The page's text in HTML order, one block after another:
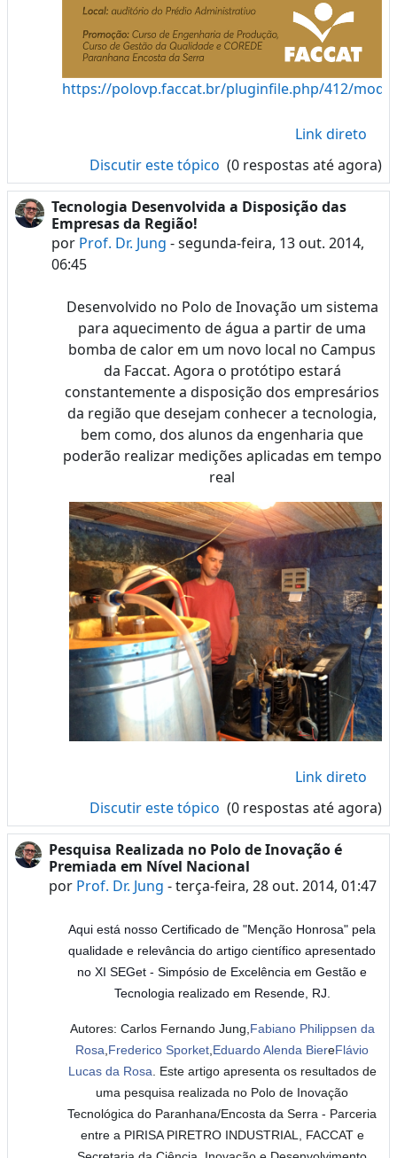
https://polovp.faccat.br/pluginfile.php/412/
Link direto
Discutir este tópico (0 respostas até agora)
Tecnologia Desenvolvida a Disposição das
Empresas da Região!
por Prof. Dr. Jung -segunda-feira, 13 out. 2014,
06:45
Desenvolvido no Polo de Inovação um sistema
para aquecimento de água a partir de uma
bomba de calor em um novo local no Campus
da Faccat. Agora o protótipo estará
constantemente a disposição dos empresários
da região que desejam conhecer a tecnologia,
bem como, dos alunos da engenharia que
poderão realizar medições aplicadas em tempo
real
Link direto
Discutir este tópico (0 respostas até agora)
Pesquisa Realizada no Polo de Inovação é
Premiada em Nível Nacional
por Prof. Dr. Jung -terça-feira, 28 out. 2014, 01:47
Aqui está nosso Certificado de "Menção Honrosa" pela
qualidade e relevância do artigo científico apresentado
no XI SEGet - Simpósio de Excelência em Gestão e
Tecnologia realizado em Resende, RJ.
Autores: Carlos Fernando Jung,Fabiano Philippsen da
Rosa,Frederico Sporket,Eduardo Alenda BiereFlávio
Lucas da Rosa. Este artigo apresenta os resultados de
uma pesquisa realizada no Polo de Inovação
Tecnológica do Paranhana/Encosta da Serra - Parceria
entre a PIRISA PIRETRO INDUSTRIAL, FACCAT e